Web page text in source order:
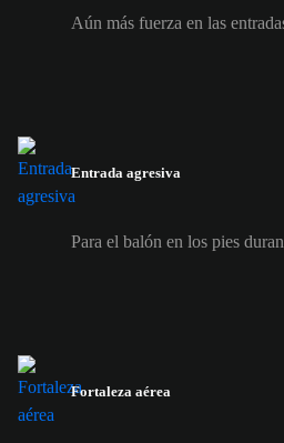
Aún más fuerza en las
Entrada agresiva
Para el balón en los pies
Fortaleza aérea